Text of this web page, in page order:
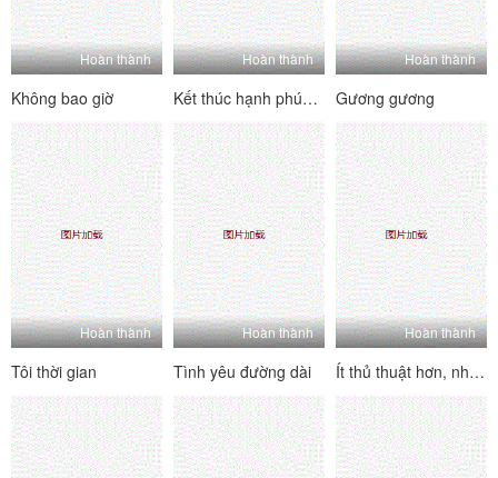
Hoàn thành
Không bao giờ
Hoàn thành
Kết thúc hạnh phúc đầu tiên của tôi
Hoàn thành
Gương gương
Hoàn thành
Tôi thời gian
Hoàn thành
Tình yêu đường dài
Hoàn thành
Ít thủ thuật hơn, nhiều ngực hơn!